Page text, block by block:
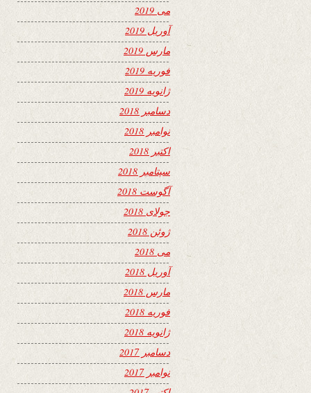
می 2019
آوریل 2019
مارس 2019
فوریه 2019
ژانویه 2019
دسامبر 2018
نوامبر 2018
اکتبر 2018
سپتامبر 2018
آگوست 2018
جولای 2018
ژوئن 2018
می 2018
آوریل 2018
مارس 2018
فوریه 2018
ژانویه 2018
دسامبر 2017
نوامبر 2017